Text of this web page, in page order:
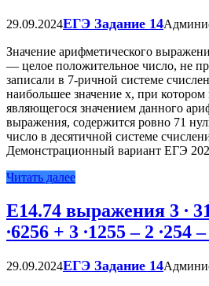
29.09.2024ЕГЭ Задание 14
Значение арифметического
— целое положительное число, не
записали в 7-ричной системе
наибольшее значение x, при
являющегося значением данного
выражения, содержится ровно 71
число в десятичной системе
Демонстрационный вариант ЕГЭ
Читать далее
Е14.74 выражения 3 ∙
∙6256 + 3 ∙1255 – 2 ∙254
29.09.2024ЕГЭ Задание 14